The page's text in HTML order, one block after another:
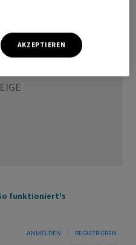
funktioniert's
ANMELDEN REGISTRIEREN
AKZEPTIEREN